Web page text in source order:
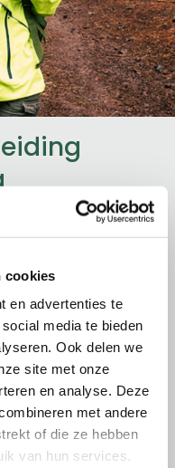
cookies
en advertenties te
media te bieden
Ook delen we
site met onze
en analyse. Deze
met andere
of die ze hebben
van hun services.
zijn, maar
niet naar buiten te
kleding”.
om laagjes
te zijn op
of windjack,